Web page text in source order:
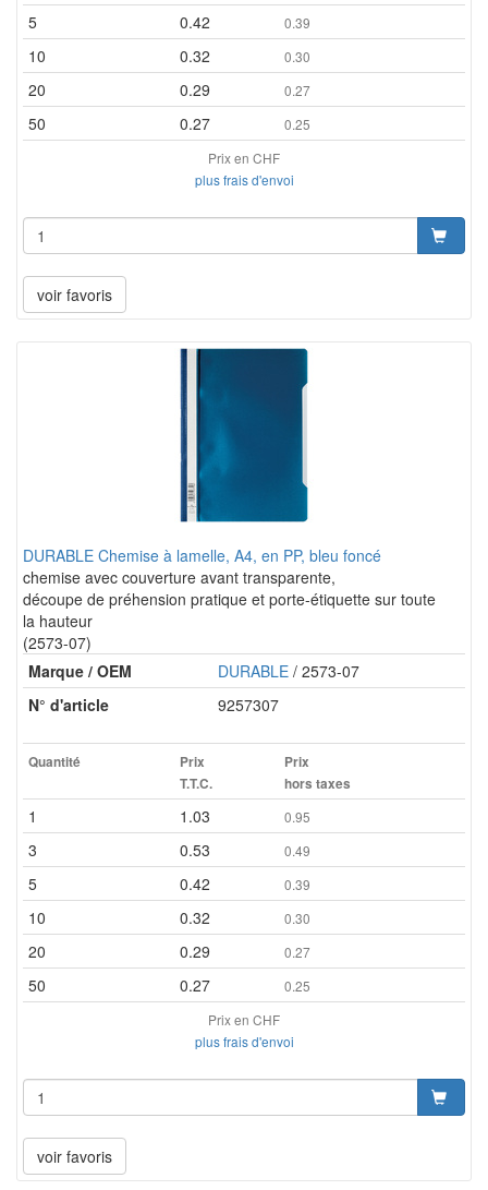
5 0.42 0.39
10 0.32 0.30
20 0.29 0.27
50 0.27
0.25
Prix en CHF
plus frais d'envoi
voir favoris
DURABLE Chemise à lamelle, A4, en PP, bleu foncé
chemise avec couverture avant transparente,
découpe de préhension pratique et porte-étiquette sur toute
la hauteur
(2573-07)
Marque / OEM
DURABLE / 2573-07
N° d'article
9257307
Quantité
Prix
T.T.C.
Prix
hors taxes
1 1.03 0.95
3 0.53 0.49
5 0.42 0.39
10 0.32 0.30
20 0.29 0.27
50 0.27
0.25
Prix en CHF
plus frais d'envoi
voir favoris